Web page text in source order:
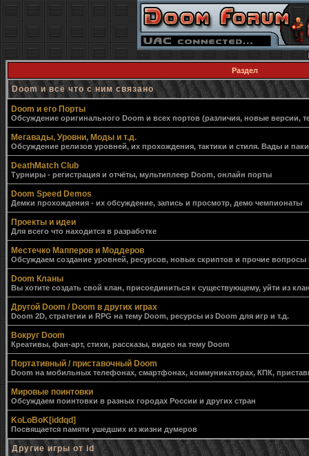
Раздел
Doom и всё что с ним связано
Doom и его Порты
Обсуждение оригинального Doom и всех портов (различия, новые версии,
Мегавады, Уровни, Моды и т.д.
Обсуждение релизов уровней, их прохождения, тактики и стиля. Вады и
DeathMatch Club
Турниры - регистрация и отчёты, мультиплеер Doom, онлайн порты
Doom Speed Demos
Демки прохождения - их обсуждение, запись и просмотр, демо чемпионаты
Проекты и идеи
Для всего что находится в разработке
Местечко Мапперов и Моддеров
Обсуждаем создание уровней, ресурсов, новых скриптов и прочие
Doom Кланы
Вы хотите создать свой клан, присоединиться к существующему, уйти из
Другой Doom / Doom в других играх
Doom 2D, стратегии и RPG на тему Doom, ресурсы из Doom для игр и т.д.
Вокруг Doom
Креативы, фан-арт, стихи, рассказы, видео на тему Doom
Портативный / приставочный Doom
Doom на мобильных телефонах, смартфонах, коммуникаторах, КПК,
Мировые поинтовки
Обсуждаем поинтовки в разных городах России и других стран
KoLoBoK[iddqd]
Посвящается памяти ушедших из жизни думеров
Другие игры от id